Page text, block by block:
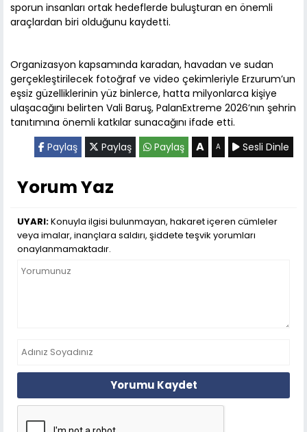
sporun insanları ortak hedeflerde buluşturan en önemli
araçlardan biri olduğunu kaydetti.
Organizasyon kapsamında karadan, havadan ve sudan
gerçekleştirilecek fotoğraf ve video çekimleriyle Erzurum’un
eşsiz güzelliklerinin yüz binlerce, hatta milyonlarca kişiye
ulaşacağını belirten Vali Baruş, PalanExtreme 2026’nın şehrin
tanıtımına önemli katkılar sunacağını ifade etti.
Paylaş
Paylaş Paylaş A A Sesli Dinle
Yorum Yaz
UYARI:Konuyla ilgisi bulunmayan, hakaret içeren cümleler
veya imalar, inançlara saldırı, şiddete teşvik yorumları
onaylanmamaktadır.
Yorumu Kaydet